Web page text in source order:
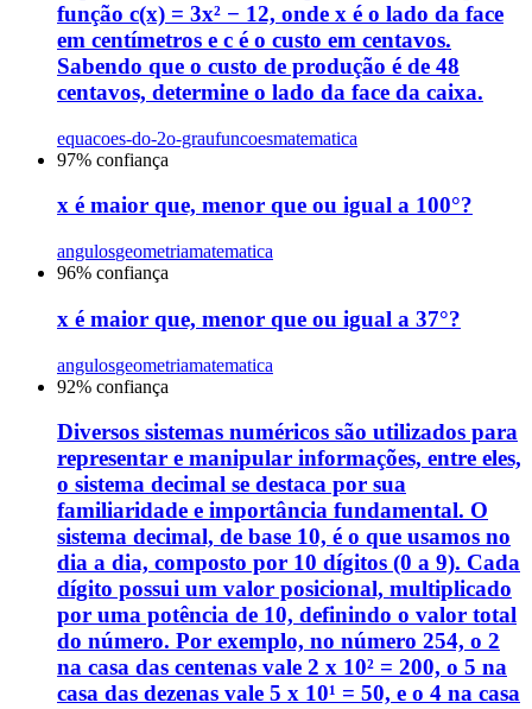
função c(x) = 3x² − 12, onde x é o lado da face
em centímetros e c é o custo em centavos.
Sabendo que o custo de produção é de 48
centavos, determine o lado da face da caixa.
equacoes-do-2o-graufuncoesmatematica
97% confiança
x é maior que, menor que ou igual a 100°?
angulosgeometriamatematica
96% confiança
x é maior que, menor que ou igual a 37°?
angulosgeometriamatematica
92% confiança
Diversos sistemas numéricos são utilizados para
representar e manipular informações, entre eles,
o sistema decimal se destaca por sua
familiaridade e importância fundamental. O
sistema decimal, de base 10, é o que usamos no
dia a dia, composto por 10 dígitos (0 a 9). Cada
dígito possui um valor posicional, multiplicado
por uma potência de 10, definindo o valor total
do número. Por exemplo, no número 254, o 2
na casa das centenas vale 2 x 10² = 200, o 5 na
casa das dezenas vale 5 x 10¹ = 50, e o 4 na casa